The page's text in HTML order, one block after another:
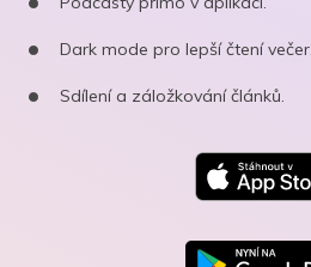
Dark mode pro lepší čtení večer.
Sdílení a záložkování článků.